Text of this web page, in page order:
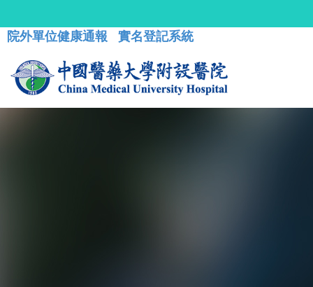
院外單位健康通報 實名登記系統